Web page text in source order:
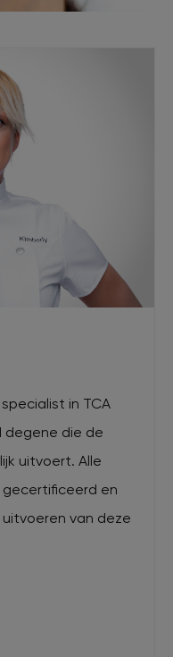
in TCA
degene die de
uitvoert. Alle
gecertificeerd en
van deze